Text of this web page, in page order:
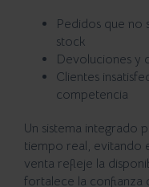
Pedidos que no
stock
Devoluciones y
Clientes
competencia
Un sistema integrado
tiempo real, evitando
venta refleje la
fortalece la confianza